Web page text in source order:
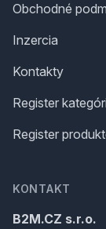
Obchodné
Inzercia
Kontakty
Register
Register
KONTAKT
B2M.CZ s.r.o.